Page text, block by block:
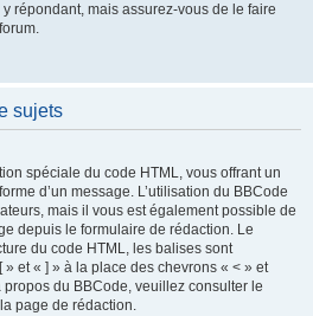
répondant, mais assurez-vous de le faire
sujets
spéciale du code HTML, vous offrant un
d’un message. L’utilisation du BBCode
mais il vous est également possible de
depuis le formulaire de rédaction. Le
du code HTML, les balises sont
et « ] » à la place des chevrons « < » et
propos du BBCode, veuillez consulter le
page de rédaction.